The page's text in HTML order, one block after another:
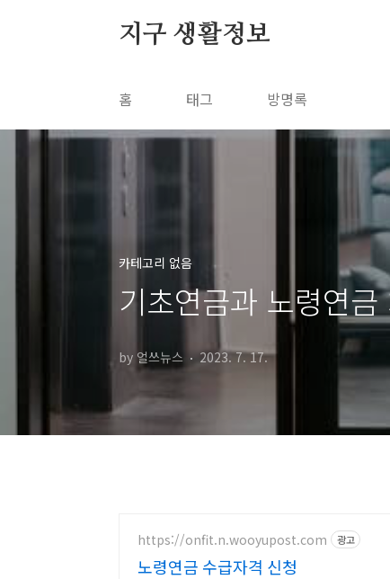
지구 생활정보
홈 태그 방명록
카테고리 없음
기초연금과 노령연
by 얼쓰뉴스 2023. 7. 17.
https://onfit.n.wooyupost.com 광고
노령연금 수급자격 신청